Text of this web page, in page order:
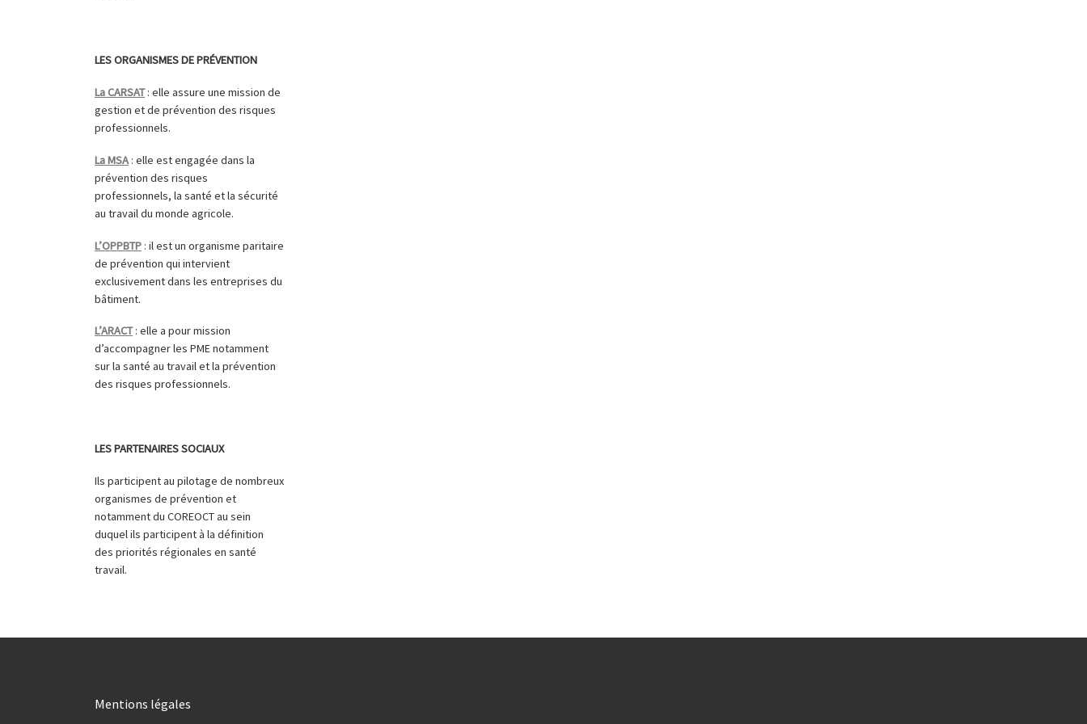
LES ORGANISMES DE PRÉVENTION
La CARSAT: elle assure une mission de
gestion et de prévention des risques
professionnels.
La MSA: elle est engagée dans la
prévention des risques
professionnels, la santé et la sécurité
au travail du monde agricole.
L’OPPBTP : il est un organisme paritaire
de prévention qui intervient
exclusivement dans les entreprises du
bâtiment.
L’ARACT: elle a pour mission
d’accompagner les PME notamment
sur la santé au travail et la prévention
des risques professionnels.
LES PARTENAIRES SOCIAUX
Ils participent au pilotage de nombreux
organismes de prévention et
notamment du COREOCT au sein
duquel ils participent à la définition
des priorités régionales en santé
travail.
Mentions légales